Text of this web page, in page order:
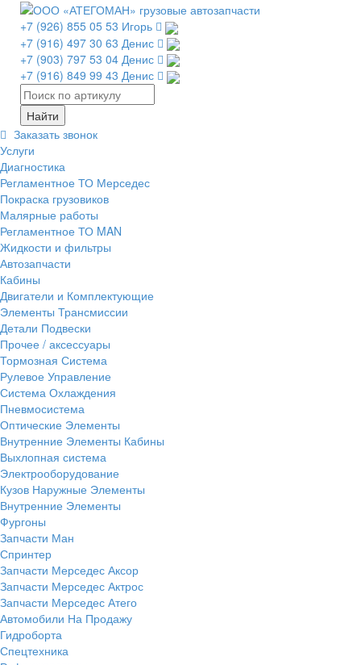
+7 (926) 855 05 53 Игорь
+7 (916) 497 30 63 Денис
+7 (903) 797 53 04 Денис
+7 (916) 849 99 43 Денис
Заказать звонок
Услуги
Диагностика
Регламентное ТО Мерседес
Покраска грузовиков
Малярные работы
Регламентное ТО MAN
Жидкости и фильтры
Автозапчасти
Кабины
Двигатели и Комплектующие
Элементы Трансмиссии
Детали Подвески
Прочее / аксессуары
Тормозная Система
Рулевое Управление
Система Охлаждения
Пневмосистема
Оптические Элементы
Внутренние Элементы Кабины
Выхлопная система
Электрооборудование
Кузов Наружные Элементы
Внутренние Элементы
Фургоны
Запчасти Ман
Спринтер
Запчасти Мерседес Аксор
Запчасти Мерседес Актрос
Запчасти Мерседес Атего
Автомобили На Продажу
Гидроборта
Спецтехника